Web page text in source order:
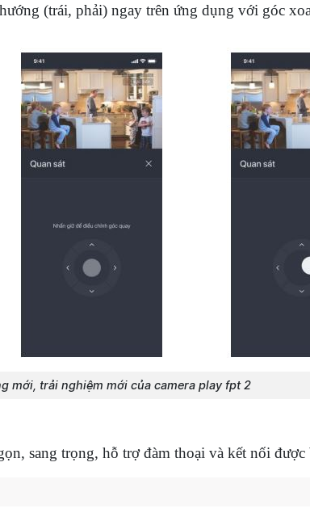
(trái, phải) ngay trên ứng dụng với góc
mới, trải nghiệm mới của camera play fpt 2
sang trọng, hỗ trợ đàm thoại và kết nối